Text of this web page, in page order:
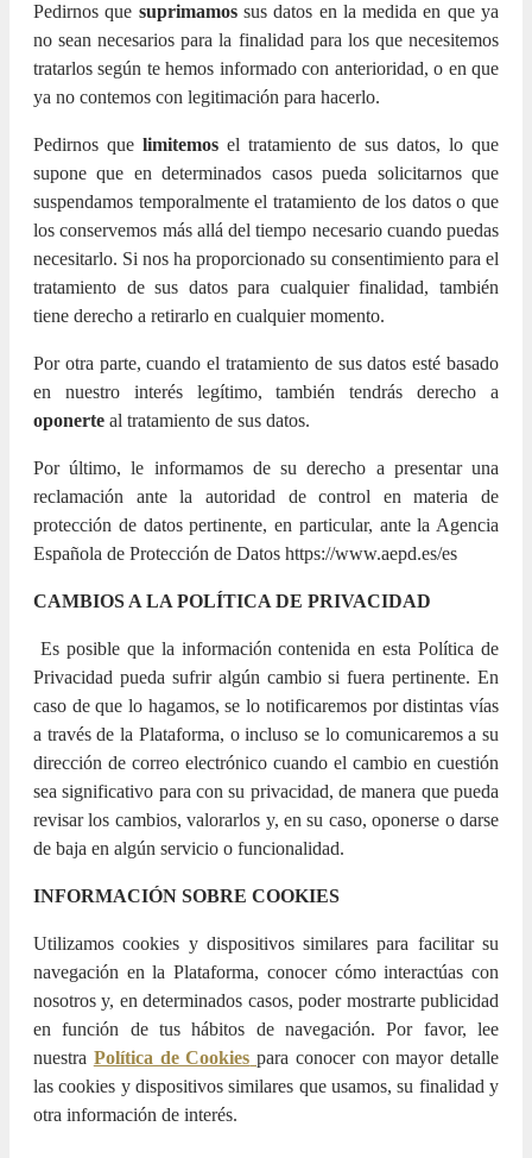
Pedirnos que suprimamossus datos en la medida en que ya
no sean necesarios para la finalidad para los que necesitemos
tratarlos según te hemos informado con anterioridad, o en que
ya no contemos con legitimación para hacerlo.
Pedirnos que limitemosel tratamiento de sus datos, lo que
supone que en determinados casos pueda solicitarnos que
suspendamos temporalmente el tratamiento de los datos o que
los conservemos más allá del tiempo necesario cuando puedas
necesitarlo. Si nos ha proporcionado su consentimiento para el
tratamiento de sus datos para cualquier finalidad, también
tiene derecho a retirarlo en cualquier momento.
Por otra parte, cuando el tratamiento de sus datos esté basado
en nuestro interés legítimo, también tendrás derecho a
oponerte al tratamiento de sus datos.
Por último, le informamos de su derecho a presentar una
reclamación ante la autoridad de control en materia de
protección de datos pertinente, en particular, ante la Agencia
Española de Protección de Datos https://www.aepd.es/es
CAMBIOS A LA POLÍTICA DE PRIVACIDAD
Es posible que la información contenida en esta Política de
Privacidad pueda sufrir algún cambio si fuera pertinente. En
caso de que lo hagamos, se lo notificaremos por distintas vías
a través de la Plataforma, o incluso se lo comunicaremos a su
dirección de correo electrónico cuando el cambio en cuestión
sea significativo para con su privacidad, de manera que pueda
revisar los cambios, valorarlos y, en su caso, oponerse o darse
de baja en algún servicio o funcionalidad.
INFORMACIÓN SOBRE COOKIES
Utilizamos cookies y dispositivos similares para facilitar su
navegación en la Plataforma, conocer cómo interactúas con
nosotros y, en determinados casos, poder mostrarte publicidad
en función de tus hábitos de navegación. Por favor, lee
nuestra Política de Cookies para conocer con mayor detalle
las cookies y dispositivos similares que usamos, su finalidad y
otra información de interés.